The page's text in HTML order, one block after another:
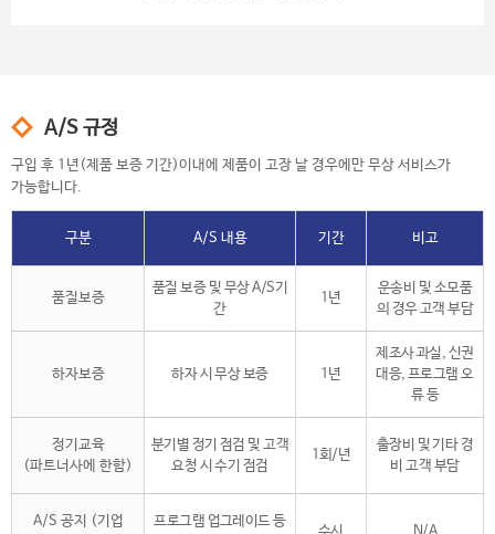
A/S 규정
구입 후 1년(제품 보증 기간)이내에 제품이 고장 날 경우에만 무상 서비스가
가능합니다.
구분 A/S 내용 기간 비고
품질보증
품질 보증 및 무상 A/S기
간
1년
운송비 및 소모품
의 경우 고객 부담
하자보증 하자 시 무상 보증 1년
제조사 과실, 신권
대응, 프로그램 오
류 등
정기교육
(파트너사에 한함)
분기별 정기 점검 및 고객
요청 시 수기 점검
1회/년
출장비 및 기타 경
비 고객 부담
A/S 공지 (기업
프로그램 업그레이드 등